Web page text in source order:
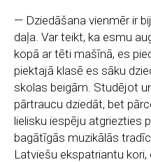
— Dziedāšana vienmēr ir
daļa. Var teikt, ka esmu
kopā ar tēti mašīnā, es
piektajā klasē es sāku
skolas beigām. Studējot
pārtraucu dziedāt, bet
lielisku iespēju atgriezties
bagātīgās muzikālās
Latviešu ekspatriantu